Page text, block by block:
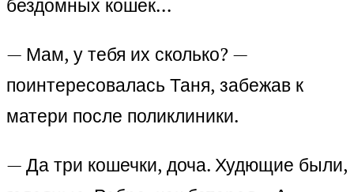
бездомных кошек…
— Мам, у тебя их сколько? —
поинтересовалась Таня, забежав к
матери после поликлиники.
— Да три кошечки, доча. Худющие были,